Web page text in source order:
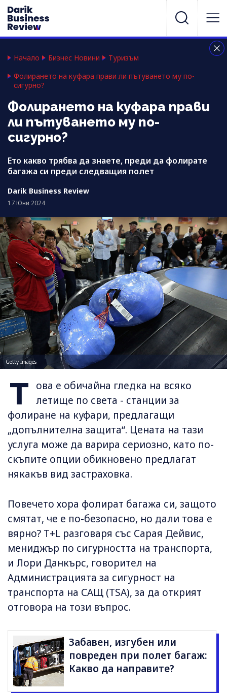
Начало Бизнес Новини
Туризъм
Фолирането на куфара прави ли пътуването му по-
сигурно?
Фолирането на куфара прави
ли пътуването му по-
сигурно?
Ето какво трябва да знаете, преди да фолирате
багажа си преди следващия полет
Darik Business Review
17 Юни 2024
Getty Images
Т
ова е обичайна гледка на всяко
летище по света - станции за
фолиране на куфари, предлагащи
„допълнителна защита“. Цената на тази
услуга може да варира сериозно, като по-
скъпите опции обикновено предлагат
някакъв вид застраховка.
Повечето хора фолират багажа си, защото
смятат, че е по-безопасно, но дали това е
вярно? T+L разговаря със Сарая Дейвис,
мениджър по сигурността на транспорта,
и Лори Данкърс, говорител на
Администрацията за сигурност на
транспорта на САЩ (TSA), за да открият
отговора на този въпрос.
Забавен, изгубен или
повреден при полет багаж:
Какво да направите?